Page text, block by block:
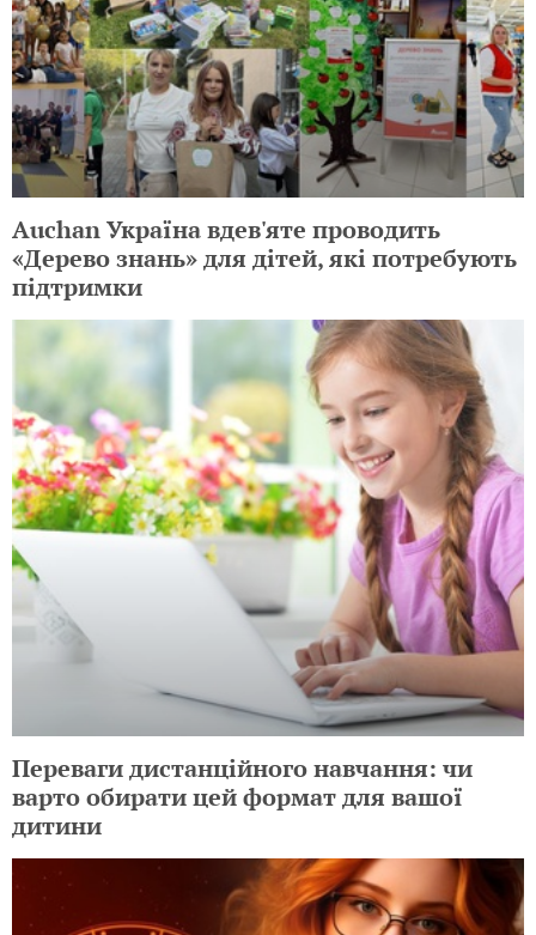
Auchan Україна вдев'яте проводить
«Дерево знань» для дітей, які потребують
підтримки
Переваги дистанційного навчання: чи
варто обирати цей формат для вашої
дитини